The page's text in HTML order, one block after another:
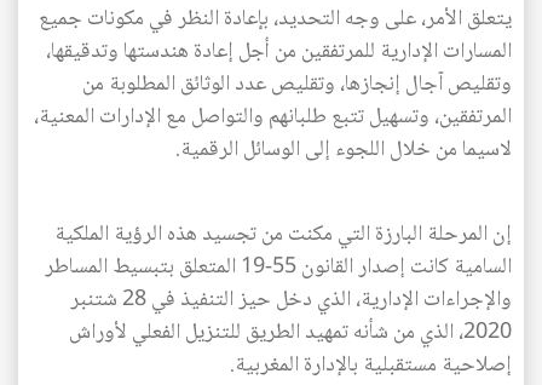
يتعلق الأمر، على وجه التحديد، بإعادة النظر في مكونات جميع
المسارات الإدارية للمرتفقين من أجل إعادة هندستها وتدقيقها،
وتقليص آجال إنجازها، وتقليص عدد الوثائق المطلوبة من
المرتفقين، وتسهيل تتبع طلبانهم والتواصل مع الإدارات المعنية،
لاسيما من خلال اللجوء إلى الوسائل الرقمية.
إن المرحلة البارزة التي مكنت من تجسيد هذه الرؤية الملكية
السامية كانت إصدار القانون 55-19 المتعلق بتبسيط المساطر
والإجراءات الإدارية، الذي دخل حيز التنفيذ في 28 شتنبر
2020، الذي من شأنه تمهيد الطريق للتنزيل الفعلي لأوراش
إصلاحية مستقبلية بالإدارة المغربية.